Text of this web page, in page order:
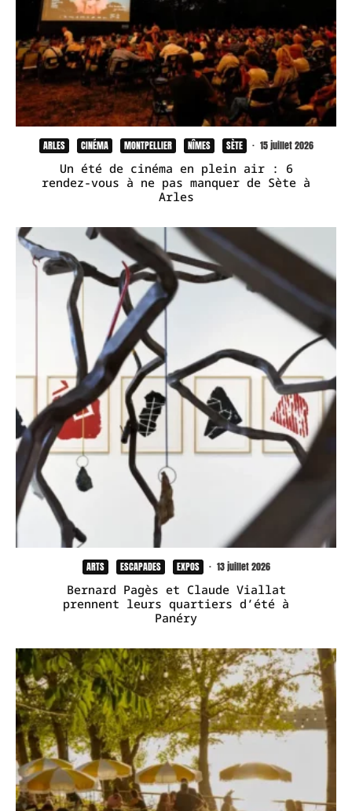
ARLES CINÉMA MONTPELLIER NÎMES SÈTE · 15 juillet 2026
Un été de cinéma en plein air : 6
rendez-vous à ne pas manquer de Sète à
Arles
ARTS ESCAPADES EXPOS · 13 juillet 2026
Bernard Pagès et Claude Viallat
prennent leurs quartiers d’été à
Panéry